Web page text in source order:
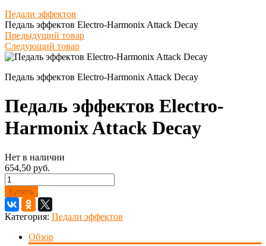
Педали эффектов
Педаль эффектов Electro-Harmonix Attack Decay
Предыдущий товар
Следующий товар
Педаль эффектов Electro-Harmonix Attack Decay
Педаль эффектов Electro-
Harmonix Attack Decay
Нет в наличии
654,50 руб.
Купить
Категория: Педали эффектов
Обзор